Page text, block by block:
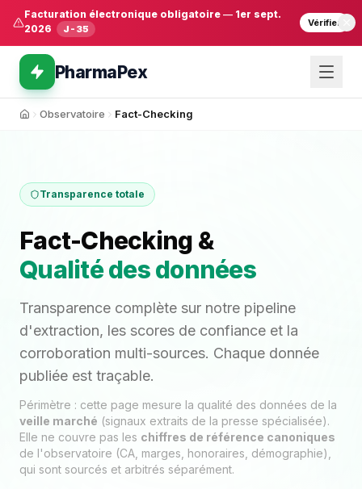
Facturation électronique obligatoire — 1er sept.
2026
J-35
Vérifier
PharmaPex
AccueilObservatoire Fact-Checking
Transparence totale
Fact-Checking &
Qualité des données
Transparence complète sur notre pipeline
d'extraction, les scores de confiance et la
corroboration multi-sources. Chaque donnée
publiée est traçable.
Périmètre : cette page mesure la qualité des données de la
veille marché (signaux extraits de la presse spécialisée).
Elle ne couvre pas les chiffres de référence canoniques
de l'observatoire (CA, marges, honoraires, démographie),
qui sont sourcés et arbitrés séparément.